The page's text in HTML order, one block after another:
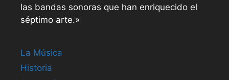
las bandas sonoras que han enriquecido el
séptimo arte.»
La Música
Historia